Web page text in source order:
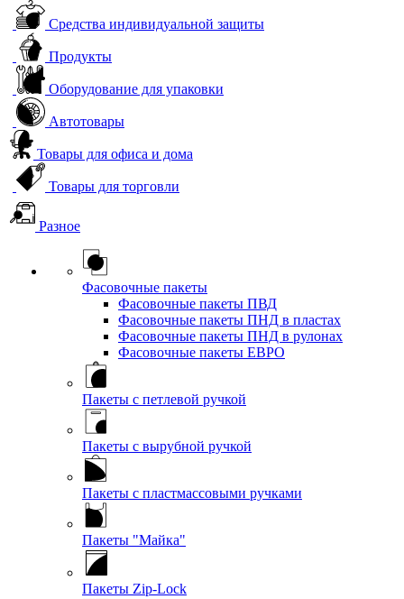
Средства индивидуальной защиты
Продукты
Оборудование для упаковки
Автотовары
Товары для офиса и дома
Товары для торговли
Разное
Фасовочные пакеты
Фасовочные пакеты ПВД
Фасовочные пакеты ПНД в пластах
Фасовочные пакеты ПНД в рулонах
Фасовочные пакеты ЕВРО
Пакеты с петлевой ручкой
Пакеты с вырубной ручкой
Пакеты с пластмассовыми ручками
Пакеты "Майка"
Пакеты Zip-Lock